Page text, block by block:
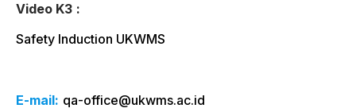
Video K3 :
Safety Induction UKWMS
E-mail: qa-office@ukwms.ac.id